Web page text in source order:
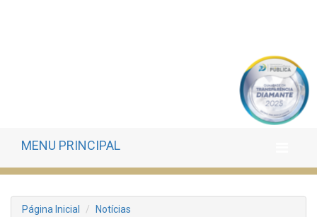
MENU PRINCIPAL
Página Inicial
Notícias